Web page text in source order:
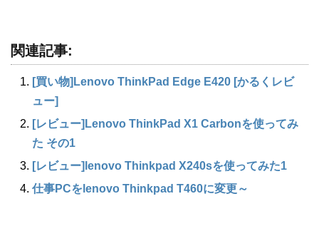
関連記事:
[買い物]Lenovo ThinkPad Edge E420 [かるくレビ
ュー]
[レビュー]Lenovo ThinkPad X1 Carbonを使ってみ
た その1
[レビュー]lenovo Thinkpad X240sを使ってみた1
仕事PCをlenovo Thinkpad T460に変更～